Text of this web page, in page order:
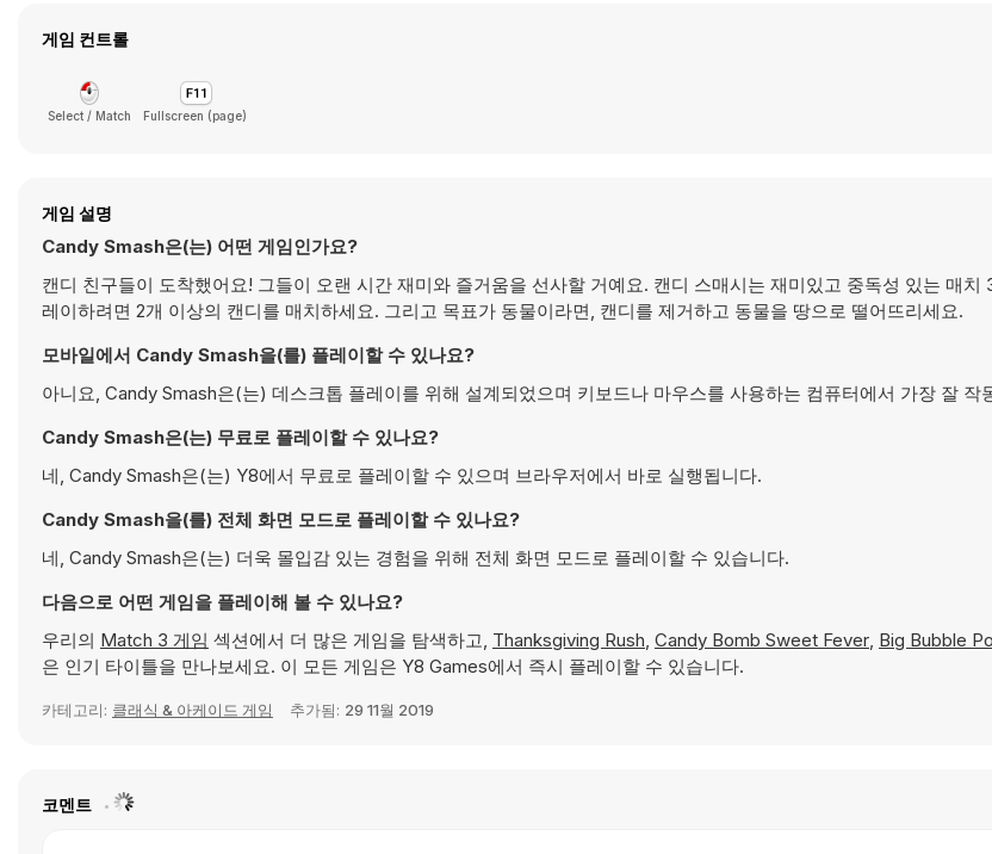
게임 컨트롤
Select / Match Fullscreen (page)
게임 설명
Candy Smash은(는) 어떤 게임인가요?
캔디 친구들이 도착했어요! 그들이 오랜 시간 재미와 즐거움을 선사할 거예요. 캔디 스매시는 재미있고 중독성 있는 매치
레이하려면 2개 이상의 캔디를 매치하세요. 그리고 목표가 동물이라면, 캔디를 제거하고 동물을 땅으로 떨어뜨리세요.
모바일에서 Candy Smash을(를) 플레이할 수 있나요?
아니요, Candy Smash은(는) 데스크톱 플레이를 위해 설계되었으며 키보드나 마우스를 사용하는 컴퓨터에서 가장 잘 작
Candy Smash은(는) 무료로 플레이할 수 있나요?
네, Candy Smash은(는) Y8에서 무료로 플레이할 수 있으며 브라우저에서 바로 실행됩니다.
Candy Smash을(를) 전체 화면 모드로 플레이할 수 있나요?
네, Candy Smash은(는) 더욱 몰입감 있는 경험을 위해 전체 화면 모드로 플레이할 수 있습니다.
다음으로 어떤 게임을 플레이해 볼 수 있나요?
우리의 Match 3 게임 섹션에서 더 많은 게임을 탐색하고, Thanksgiving Rush, Candy Bomb Sweet Fever, Big Bubble
은 인기 타이틀을 만나보세요. 이 모든 게임은 Y8 Games에서 즉시 플레이할 수 있습니다.
카테고리: 클래식 & 아케이드 게임 추가됨: 29 11월 2019
코멘트